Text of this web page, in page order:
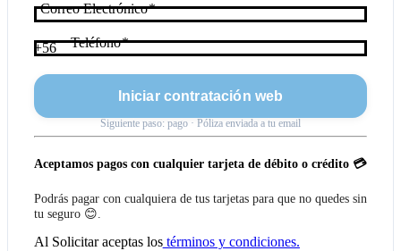
Correo Electrónico
Teléfono
+56
Iniciar contratación web
Siguiente paso: pago · Póliza enviada a tu email
Aceptamos pagos con cualquier tarjeta de débito o crédito 💳
Podrás pagar con cualquiera de tus tarjetas para que no quedes sin
tu seguro 😊.
Al Solicitaraceptas lostérminos y condiciones.